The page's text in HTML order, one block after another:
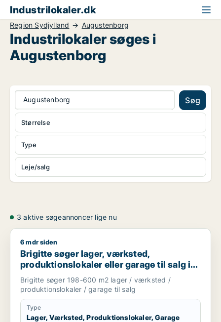
Industrilokaler.dk
Region Sydjylland Augustenborg
Industrilokaler søges i
Augustenborg
Augustenborg Søg
Type
Leje/salg
Størrelse
3 aktive søgeannoncer lige nu
Brigitte søger lager, værksted, produktionslokaler eller
6 mdr siden
Brigitte søger lager, værksted,
produktionslokaler eller garage til salg i
Aabenraa, Gråsten eller Broager m.fl.
Brigitte søger 198-600 m2 lager / værksted /
produktionslokaler / garage til salg
Type
Lager, Værksted, Produktionslokaler, Garage